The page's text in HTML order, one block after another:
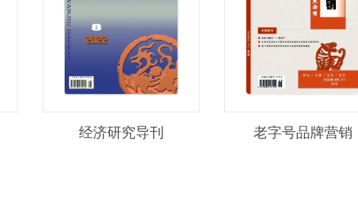
经济研究导刊 老字号品牌营销